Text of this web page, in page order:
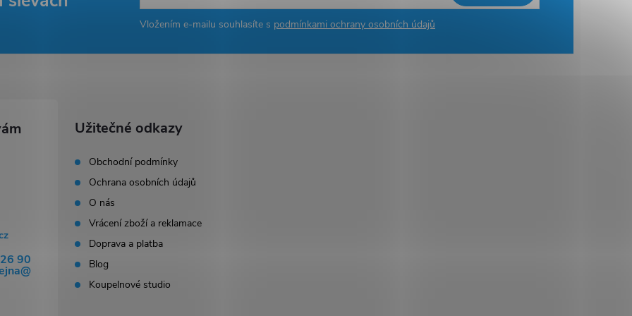
Vložením e-mailu souhlasíte s podmínkami ochrany osobních údajů
90
Užitečné odkazy
Obchodní podmínky
Ochrana osobních údajů
O nás
Vrácení zboží a reklamace
Doprava a platba
Blog
Koupelnové studio